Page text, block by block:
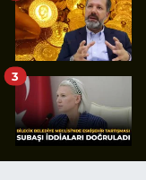
3